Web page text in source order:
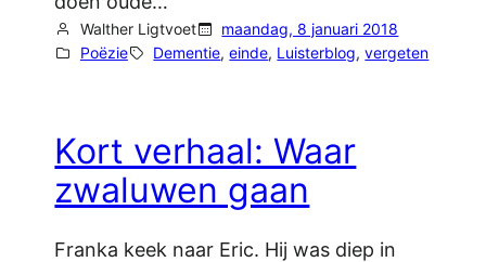
Walther Ligtvoet
maandag, 8 januari 2018
Poëzie
Dementie, einde, Luisterblog, vergeten
Kort verhaal: Waar
zwaluwen gaan
Franka keek naar Eric. Hij was diep in